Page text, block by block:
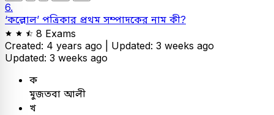
6.
‘কল্লোল’ পত্রিকার প্রথম সম্পাদকের নাম কী?
8 Exams
Created: 4 years ago | Updated: 3 weeks ago
Updated: 3 weeks ago
ক
মুজতবা আলী
খ